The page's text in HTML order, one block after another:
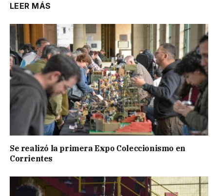
LEER MÁS
Se realizó la primera Expo Coleccionismo en
Corrientes